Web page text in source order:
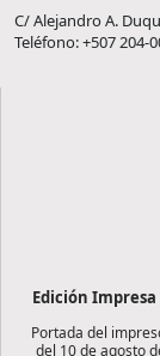
C/ Alejandro A.
Teléfono: +507 204-
Edición Impresa
Portada del
del 10 de agosto